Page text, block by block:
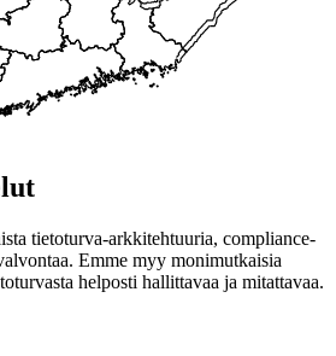
tietoturva-arkkitehtuuria, compliance-
Emme myy monimutkaisia
helposti hallittavaa ja mitattavaa.